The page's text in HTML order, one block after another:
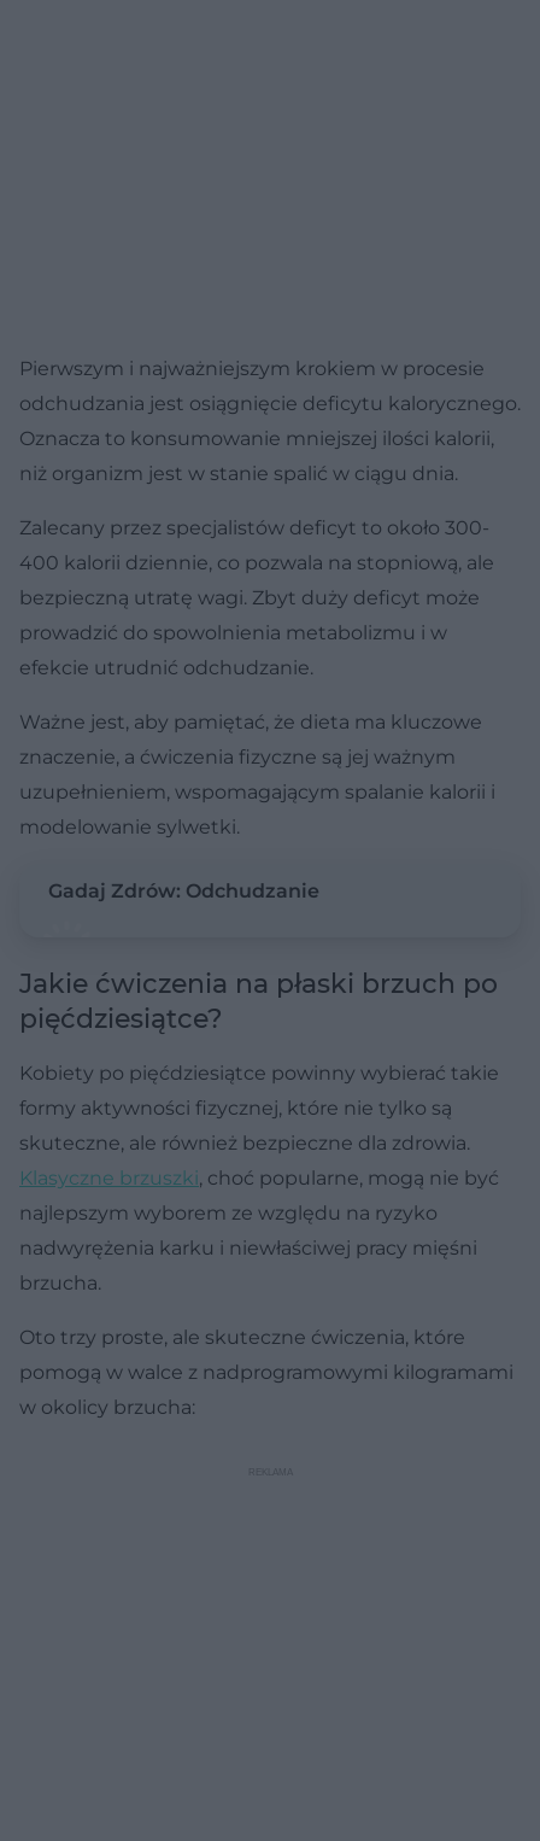
Pierwszym i najważniejszym krokiem w procesie
odchudzania jest osiągnięcie deficytu kalorycznego.
Oznacza to konsumowanie mniejszej ilości kalorii,
niż organizm jest w stanie spalić w ciągu dnia.
Zalecany przez specjalistów deficyt to około 300-
400 kalorii dziennie, co pozwala na stopniową, ale
bezpieczną utratę wagi. Zbyt duży deficyt może
prowadzić do spowolnienia metabolizmu i w
efekcie utrudnić odchudzanie.
Ważne jest, aby pamiętać, że dieta ma kluczowe
znaczenie, a ćwiczenia fizyczne są jej ważnym
uzupełnieniem, wspomagającym spalanie kalorii i
modelowanie sylwetki.
Gadaj Zdrów: Odchudzanie
Jakie ćwiczenia na płaski brzuch po
pięćdziesiątce?
Kobiety po pięćdziesiątce powinny wybierać takie
formy aktywności fizycznej, które nie tylko są
skuteczne, ale również bezpieczne dla zdrowia.
Klasyczne brzuszki, choć popularne, mogą nie być
najlepszym wyborem ze względu na ryzyko
nadwyrężenia karku i niewłaściwej pracy mięśni
brzucha.
Oto trzy proste, ale skuteczne ćwiczenia, które
pomogą w walce z nadprogramowymi kilogramami
w okolicy brzucha: